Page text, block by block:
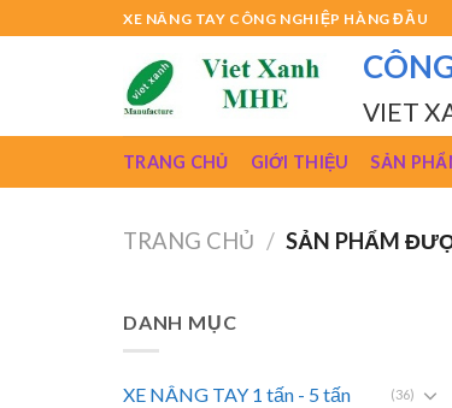
to
XE NÂNG TAY CÔNG NGHIỆP HÀNG ĐẦU
VIET
TRANG CHỦ GIỚI THIỆU SẢN
TRANG CHỦ / SẢN PHẨM
DANH MỤC
XE NÂNG TAY 1 tấn - 5 tấn (36)